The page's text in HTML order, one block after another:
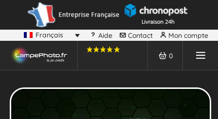
Français Aide Contact Mon compte
0